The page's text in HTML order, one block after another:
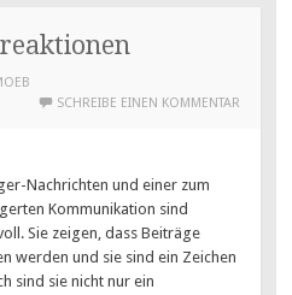
SCHREIBE EINEN KOMMENTAR
Nachrichten und einer zum
Kommunikation sind
Sie zeigen, dass Beiträge
werden und sie sind ein Zeichen
sind sie nicht nur ein